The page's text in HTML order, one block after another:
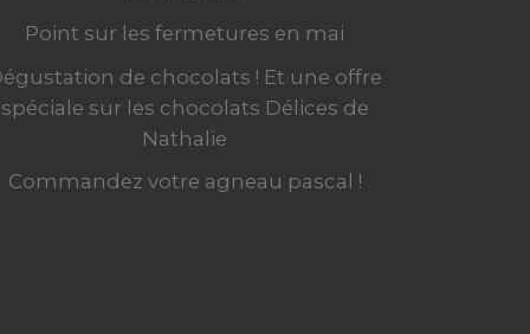
Point sur les fermetures en mai
de chocolats ! Et une offre
spéciale sur les chocolats Délices de
Nathalie
Commandez votre agneau pascal !